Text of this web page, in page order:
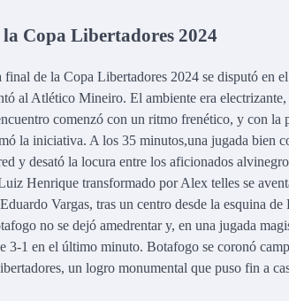
Copa Libertadores 2024
final de la Copa Libertadores 2024 se disputó en
al Atlético Mineiro. El ambiente era
comenzó con un ritmo frenético, y con
la iniciativa. A los 35 minutos,una jugada bien
y desató la locura entre los aficionados
Henrique transformado por Alex telles se
Vargas, tras un centro desde la esquina
no se dejó amedrentar y, en una jugada
3-1 en el último minuto. Botafogo se coronó
un logro monumental que puso fin a